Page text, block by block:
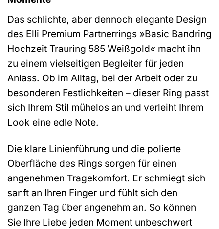
Das schlichte, aber dennoch elegante Design
des Elli Premium Partnerrings »Basic Bandring
Hochzeit Trauring 585 Weißgold« macht ihn
zu einem vielseitigen Begleiter für jeden
Anlass. Ob im Alltag, bei der Arbeit oder zu
besonderen Festlichkeiten – dieser Ring passt
sich Ihrem Stil mühelos an und verleiht Ihrem
Look eine edle Note.
Die klare Linienführung und die polierte
Oberfläche des Rings sorgen für einen
angenehmen Tragekomfort. Er schmiegt sich
sanft an Ihren Finger und fühlt sich den
ganzen Tag über angenehm an. So können
Sie Ihre Liebe jeden Moment unbeschwert